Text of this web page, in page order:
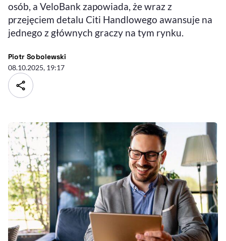
osób, a VeloBank zapowiada, że wraz z
przejęciem detalu Citi Handlowego awansuje na
jednego z głównych graczy na tym rynku.
Piotr Sobolewski
08.10.2025, 19:17